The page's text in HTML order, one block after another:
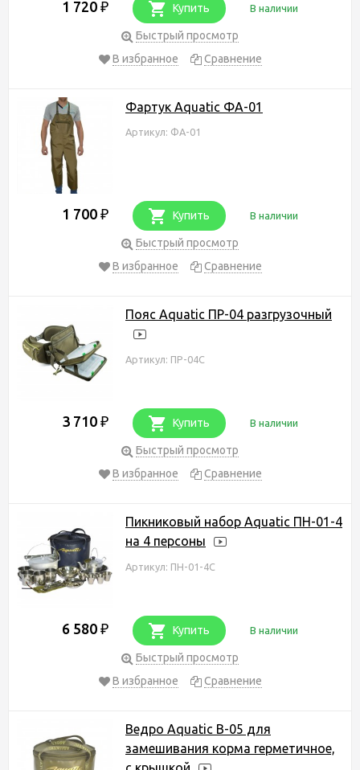
1 720 ₽ Купить В наличии
Быстрый просмотр
В избранное
Сравнение
Фартук Aquatic ФА-01
Артикул: ФА-01
1 700 ₽ Купить В наличии
Быстрый просмотр
В избранное
Сравнение
Пояс Aquatic ПР-04 разгрузочный
Артикул: ПР-04С
3 710 ₽ Купить В наличии
Быстрый просмотр
В избранное
Сравнение
Пикниковый набор Aquatic ПН-01-4
на 4 персоны
Артикул: ПН-01-4С
6 580 ₽ Купить В наличии
Быстрый просмотр
В избранное
Сравнение
Ведро Aquatic В-05 для
замешивания корма герметичное,